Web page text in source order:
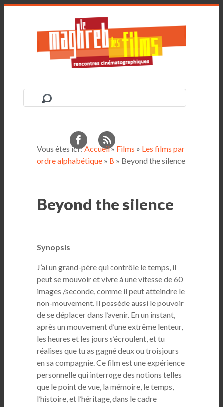
Vous êtes ici :Accueil» Films » Les films par
ordre alphabétique » B » Beyond the silence
Beyond the silence
Synopsis
J’ai un grand-père qui contrôle le temps, il
peut se mouvoir et vivre à une vitesse de 60
images /seconde, comme il peut atteindre le
non-mouvement. Il possède aussi le pouvoir
de se déplacer dans l’avenir. En un instant,
après un mouvement d’une extrême lenteur,
les heures et les jours s’écroulent, et tu
réalises que tu as gagné deux ou troisjours
en sa compagnie. Ce film est une expérience
personnelle qui interroge des notions telles
que le point de vue, la mémoire, le temps,
l’histoire, et l’héritage, dans le cadre